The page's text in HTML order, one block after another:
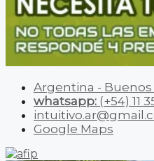
Argentina - Buenos
whatsapp: (+54) 11
Google Maps